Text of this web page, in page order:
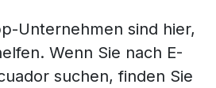
Unternehmen sind hier,
Wenn Sie nach E-
suchen, finden Sie